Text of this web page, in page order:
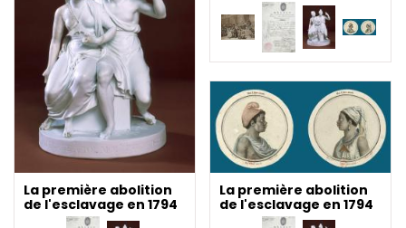
La première abolition
de l'esclavage en 1794
La première abolition
de l'esclavage en 1794